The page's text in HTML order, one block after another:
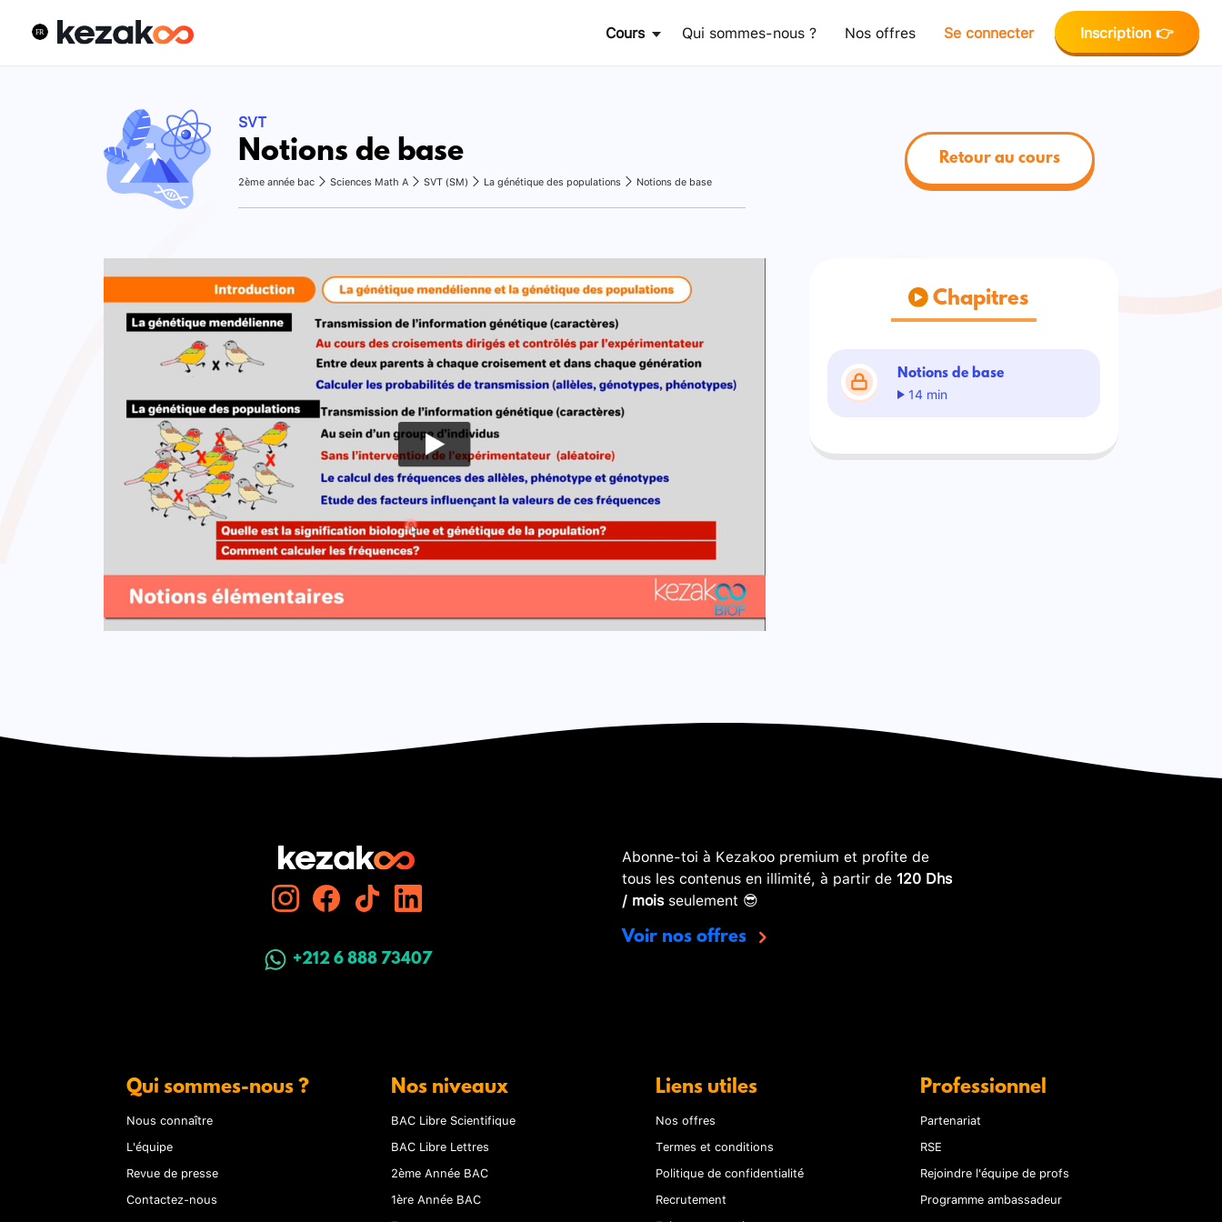
Cours Qui sommes-nous ? Nos offres Se connecter Inscription 👉
SVT
Notions de base
2ème année bac Sciences Math A SVT (SM) La génétique des populations Notions de base
Retour au cours
Chapitres
Notions de base
14 min
+212 6 888 73407
Abonne-toi à Kezakoo premium et profite de
tous les contenus en illimité, à partir de 120 Dhs
/ moisseulement 😎
Voir nos offres
Qui sommes-nous ?
Nous connaître
L'équipe
Revue de presse
Contactez-nous
Nos niveaux
BAC Libre Scientifique
BAC Libre Lettres
2ème Année BAC
1ère Année BAC
Liens utiles
Nos offres
Termes et conditions
Politique de confidentialité
Recrutement
Professionnel
Partenariat
RSE
Rejoindre l'équipe de profs
Programme ambassadeur